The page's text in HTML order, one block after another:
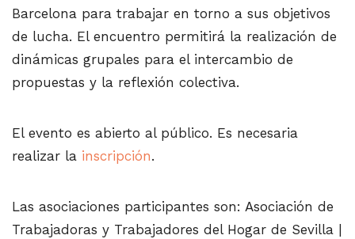
Barcelona para trabajar en torno a sus objetivos
de lucha. El encuentro permitirá la realización de
dinámicas grupales para el intercambio de
propuestas y la reflexión colectiva.
El evento es abierto al público. Es necesaria
realizar la inscripción.
Las asociaciones participantes son: Asociación de
Trabajadoras y Trabajadores del Hogar de Sevilla |